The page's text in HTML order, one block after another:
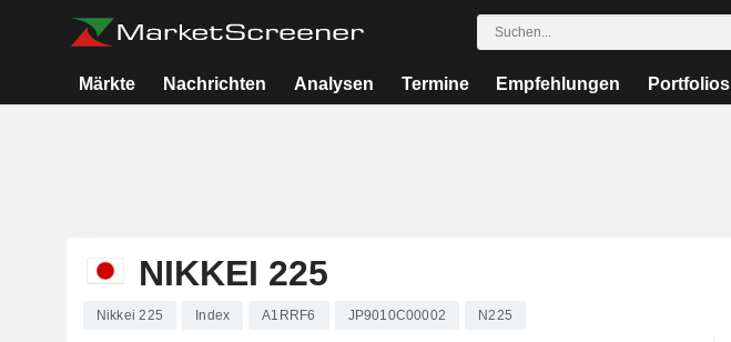
Märkte Nachrichten Analysen Termine Empfehlungen Portfolios
NIKKEI 225
Nikkei 225 Index A1RRF6 JP9010C00002 N225